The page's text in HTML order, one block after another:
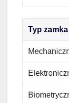
Typ zamka